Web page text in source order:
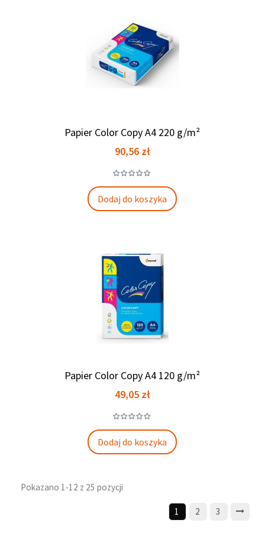
Papier Color Copy A4 220 g/m²
Cena
90,56 zł
Dodaj do koszyka
Papier Color Copy A4 120 g/m²
Cena
49,05 zł
Dodaj do koszyka
Pokazano 1-12 z 25 pozycji
1 2 3